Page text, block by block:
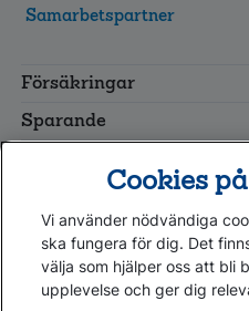
grupp
Leverantörswebb
Försäkringar
Sparande
Kundservice
Hjälp
Cookies
Vi använder nödvändiga
ska fungera för dig. Det
välja som hjälper oss att bli
upplevelse och ger dig